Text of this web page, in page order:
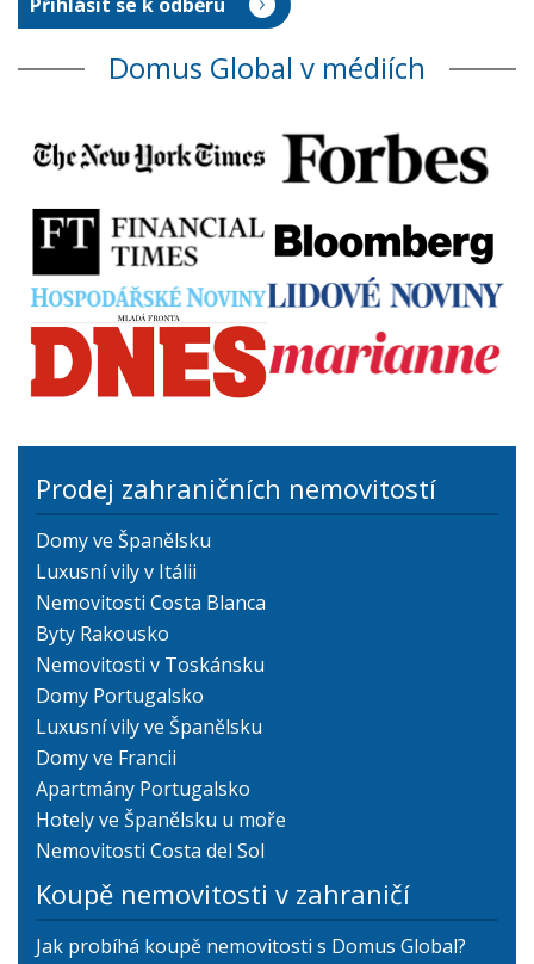
Domus Global v médiích
Prodej zahraničních nemovitostí
Domy ve Španělsku
Luxusní vily v Itálii
Nemovitosti Costa Blanca
Byty Rakousko
Nemovitosti v Toskánsku
Domy Portugalsko
Luxusní vily ve Španělsku
Domy ve Francii
Apartmány Portugalsko
Hotely ve Španělsku u moře
Nemovitosti Costa del Sol
Koupě nemovitosti v zahraničí
Jak probíhá koupě nemovitosti s Domus Global?